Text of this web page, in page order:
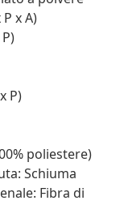
x A)
P)
poliestere)
Schiuma
Fibra di